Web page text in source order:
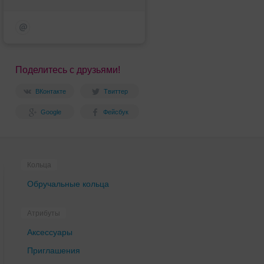
Поделитесь с друзьями!
ВКонтакте Твиттер
Google Фейсбук
Кольца
Обручальные кольца
Атрибуты
Аксессуары
Приглашения